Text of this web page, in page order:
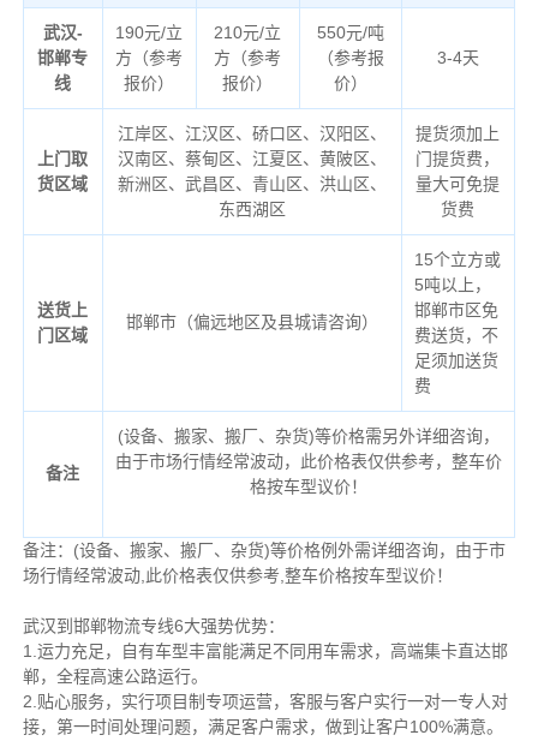
武汉-
邯郸专
线
190元/立
方（参考
报价）
210元/立
方（参考
报价）
550元/吨
（参考报
价）
3-4天
上门取
货区域
江岸区、江汉区、硚口区、汉阳区、
汉南区、蔡甸区、江夏区、黄陂区、
新洲区、武昌区、青山区、洪山区、
东西湖区
提货须加上
门提货费，
量大可免提
货费
送货上
门区域
邯郸市（偏远地区及县城请咨询）
15个立方或
5吨以上，
邯郸市区免
费送货，不
足须加送货
费
备注
(设备、搬家、搬厂、杂货)等价格需另外详细咨询，
由于市场行情经常波动，此价格表仅供参考，整车价
格按车型议价！
备注：(设备、搬家、搬厂、杂货)等价格例外需详细咨询，由于市
场行情经常波动,此价格表仅供参考,整车价格按车型议价！
武汉到邯郸物流专线6大强势优势：
1.运力充足，自有车型丰富能满足不同用车需求，高端集卡直达邯
郸，全程高速公路运行。
2.贴心服务，实行项目制专项运营，客服与客户实行一对一专人对
接，第一时间处理问题，满足客户需求，做到让客户100%满意。